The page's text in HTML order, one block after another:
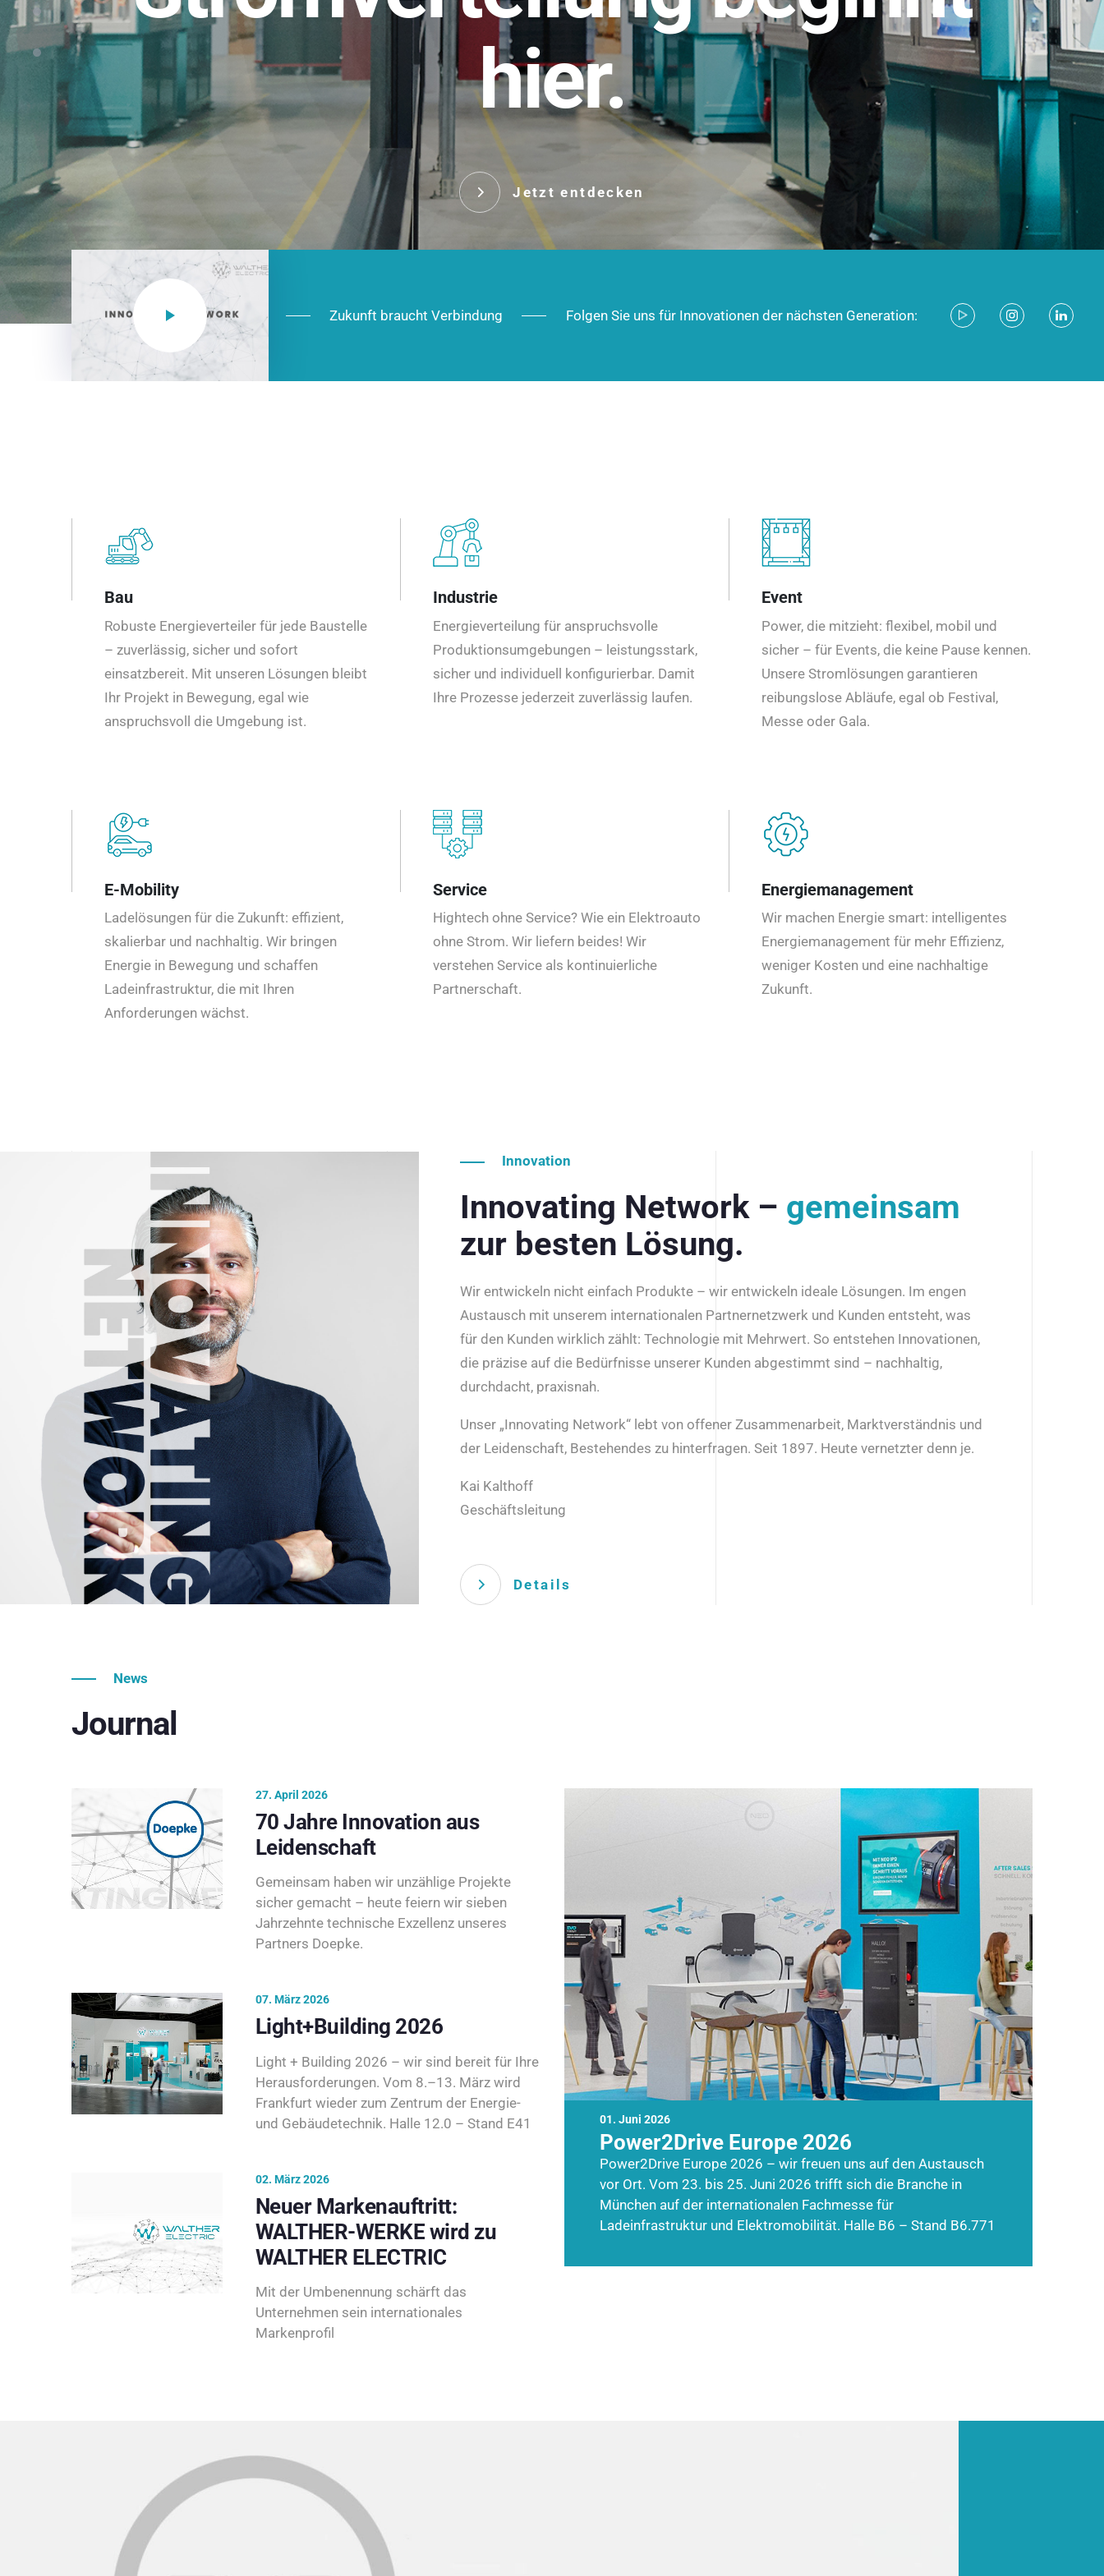
hier.
Jetzt entdecken
NEO CEE: Energieverteilung mit System. Robust im Alltag,
effizient in der Installation, zukunftsfähig im Ausbau.
Das innovative Stecksystem für industrielle Anwendungen –
robust, IP-geschützt und zukunftsfähig.
Jetzt entdecken
Zukunft braucht Verbindung Folgen Sie uns für Innovationen der nächsten Generation:
Bau
Robuste Energieverteiler für jede Baustelle
– zuverlässig, sicher und sofort
einsatzbereit. Mit unseren Lösungen bleibt
Ihr Projekt in Bewegung, egal wie
anspruchsvoll die Umgebung ist.
Industrie
Energieverteilung für anspruchsvolle
Produktionsumgebungen – leistungsstark,
sicher und individuell konfigurierbar. Damit
Ihre Prozesse jederzeit zuverlässig laufen.
Event
Power, die mitzieht: flexibel, mobil und
sicher – für Events, die keine Pause kennen.
Unsere Stromlösungen garantieren
reibungslose Abläufe, egal ob Festival,
Messe oder Gala.
E-Mobility
Ladelösungen für die Zukunft: effizient,
skalierbar und nachhaltig. Wir bringen
Energie in Bewegung und schaffen
Ladeinfrastruktur, die mit Ihren
Anforderungen wächst.
Service
Hightech ohne Service? Wie ein Elektroauto
ohne Strom. Wir liefern beides! Wir
verstehen Service als kontinuierliche
Partnerschaft.
Energiemanagement
Wir machen Energie smart: intelligentes
Energiemanagement für mehr Effizienz,
weniger Kosten und eine nachhaltige
Zukunft.
Innovation
Innovating Network – gemeinsam
zur besten Lösung.
Wir entwickeln nicht einfach Produkte – wir entwickeln ideale Lösungen. Im engen
Austausch mit unserem internationalen Partnernetzwerk und Kunden entsteht, was
für den Kunden wirklich zählt: Technologie mit Mehrwert. So entstehen Innovationen,
die präzise auf die Bedürfnisse unserer Kunden abgestimmt sind – nachhaltig,
durchdacht, praxisnah.
Unser „Innovating Network“ lebt von offener Zusammenarbeit, Marktverständnis und
der Leidenschaft, Bestehendes zu hinterfragen. Seit 1897. Heute vernetzter denn je.
Kai Kalthoff
Geschäftsleitung
Details
News
Journal
01. Juni 2026
Power2Drive Europe 2026
Power2Drive Europe 2026 – wir freuen uns auf den Austausch
vor Ort. Vom 23. bis 25. Juni 2026 trifft sich die Branche in
München auf der internationalen Fachmesse für
Ladeinfrastruktur und Elektromobilität. Halle B6 – Stand B6.771
27. April 2026
70 Jahre Innovation aus
Leidenschaft
Gemeinsam haben wir unzählige Projekte
sicher gemacht – heute feiern wir sieben
Jahrzehnte technische Exzellenz unseres
Partners Doepke.
07. März 2026
Light+Building 2026
Light + Building 2026 – wir sind bereit für Ihre
Herausforderungen. Vom 8.–13. März wird
Frankfurt wieder zum Zentrum der Energie-
und Gebäudetechnik. Halle 12.0 – Stand E41
02. März 2026
Neuer Markenauftritt:
WALTHER-WERKE wird zu
WALTHER ELECTRIC
Mit der Umbenennung schärft das
Unternehmen sein internationales
Markenprofil